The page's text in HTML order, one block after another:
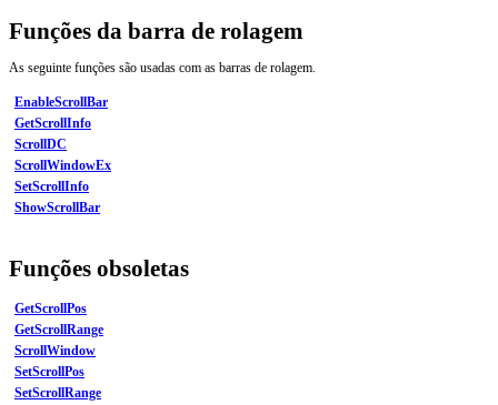
Funções da barra de rolagem
As seguinte funções são usadas com as barras de rolagem.
EnableScrollBar
GetScrollInfo
ScrollDC
ScrollWindowEx
SetScrollInfo
ShowScrollBar
Funções obsoletas
GetScrollPos
GetScrollRange
ScrollWindow
SetScrollPos
SetScrollRange